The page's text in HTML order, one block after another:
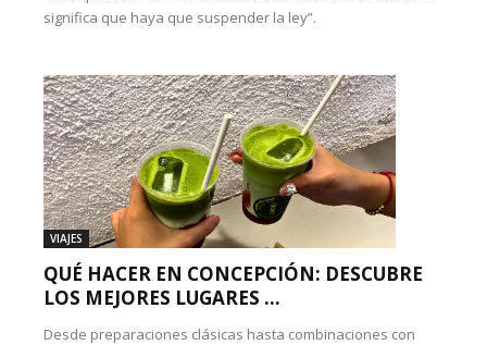
significa que haya que suspender la ley”.
VIAJES
QUÉ HACER EN CONCEPCIÓN: DESCUBRE
LOS MEJORES LUGARES ...
Desde preparaciones clásicas hasta combinaciones con